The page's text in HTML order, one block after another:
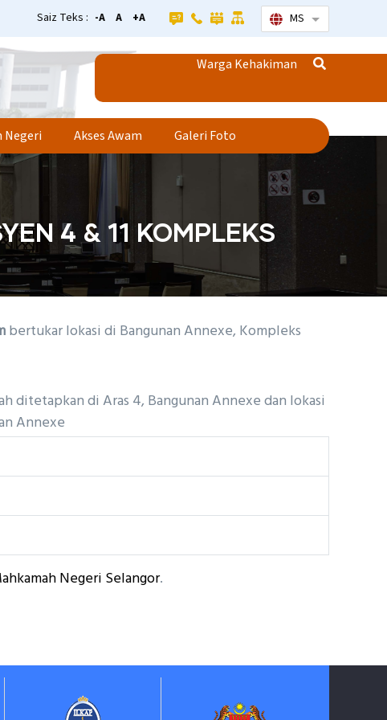
Saiz Teks : -A A +A MS Senarai
Warga Kehakiman
Negeri Akses Awam Galeri Foto
4 & 11 KOMPLEKS
bertukar lokasi di Bangunan Annexe, Kompleks
ditetapkan di Aras 4, Bangunan Annexe dan lokasi
Annexe
Negeri Selangor.